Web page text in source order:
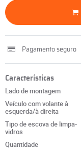
Pagamento seguro
Características
Lado de montagem
Veículo com volante à
esquerda/à direita
Tipo de escova de limpa-
vidros
Quantidade